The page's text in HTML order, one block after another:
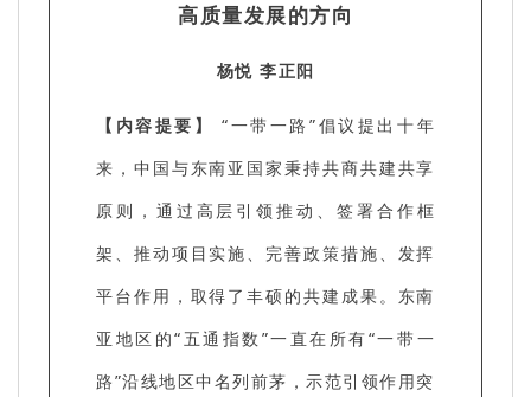
高质量发展的方向
杨悦 李正阳
【内容提要】
“一带一路”倡议提出十年
来，中国与东南亚国家秉持共商共建共享
原则，通过高层引领推动、签署合作框
架、推动项目实施、完善政策措施、发挥
平台作用，取得了丰硕的共建成果。东南
亚地区的“五通指数”一直在所有“一带一
路”沿线地区中名列前茅，示范引领作用突